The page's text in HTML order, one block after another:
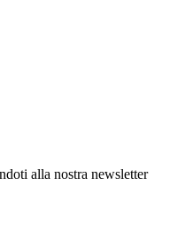
alla nostra newsletter